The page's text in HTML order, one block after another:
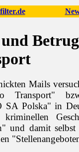
und
Mails
Transport"
SA Polska" in
und damit